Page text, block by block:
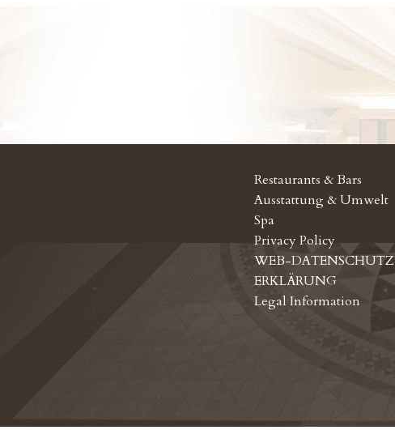
Restaurants & Bars
Ausstattung & Umwelt
Spa
Privacy Policy
WEB-
ERKLÄRUNG
Legal Information